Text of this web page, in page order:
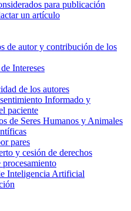
para publicación
un artículo
de autor y contribución de los
Intereses
de los autores
Informado y
paciente
de Seres Humanos y Animales
pares
y cesión de derechos
procesamiento
Inteligencia Artificial